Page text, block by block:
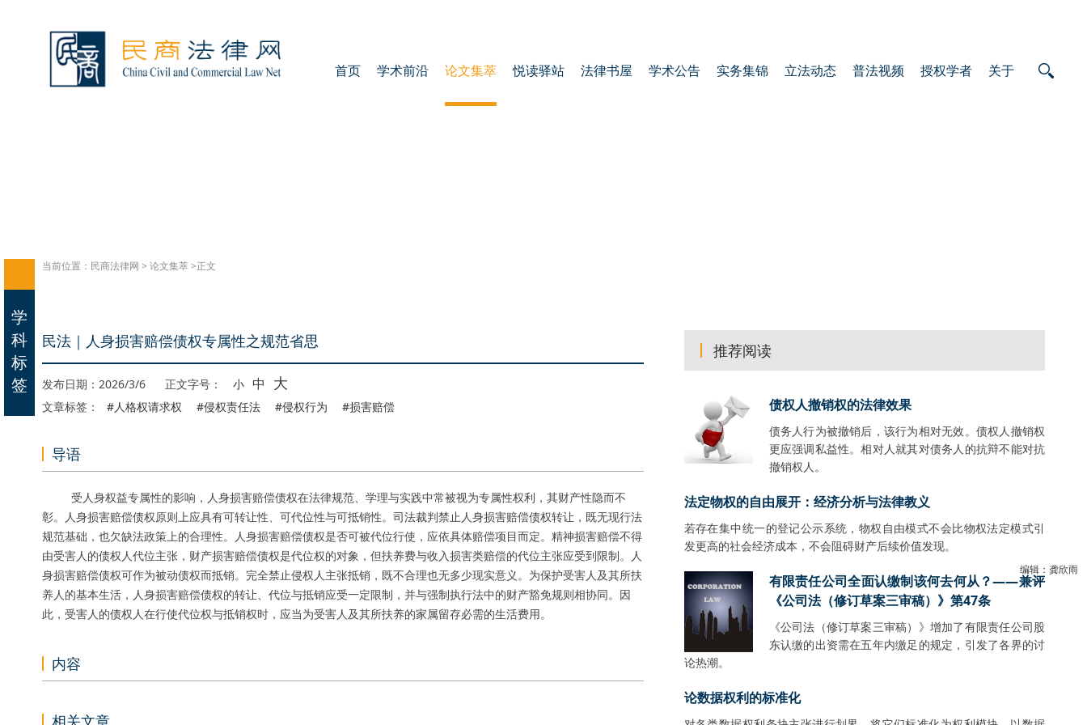
首页 学术前沿 论文集萃 悦读驿站 法律书屋 学术公告 实务集锦 立法动态 普法视频 授权学者 关于
当前位置： 民商法律网 > 论文集萃>正文
民法｜人身损害赔偿债权专属性之规范省思
发布日期：2026/3/6 正文字号： 小 中 大
文章标签： #人格权请求权 #侵权责任法 #侵权行为 #损害赔偿
导语
受人身权益专属性的影响，人身损害赔偿债权在法律规范、学理与实践中常被视为专属性权利，其财产性隐而不
彰。人身损害赔偿债权原则上应具有可转让性、可代位性与可抵销性。司法裁判禁止人身损害赔偿债权转让，既无现行法
规范基础，也欠缺法政策上的合理性。人身损害赔偿债权是否可被代位行使，应依具体赔偿项目而定。精神损害赔偿不得
由受害人的债权人代位主张，财产损害赔偿债权是代位权的对象，但扶养费与收入损害类赔偿的代位主张应受到限制。人
身损害赔偿债权可作为被动债权而抵销。完全禁止侵权人主张抵销，既不合理也无多少现实意义。为保护受害人及其所扶
养人的基本生活，人身损害赔偿债权的转让、代位与抵销应受一定限制，并与强制执行法中的财产豁免规则相协同。因
此，受害人的债权人在行使代位权与抵销权时，应当为受害人及其所扶养的家属留存必需的生活费用。
内容
相关文章
推荐阅读
债权人撤销权的法律效果
债务人行为被撤销后，该行为相对无效。债权人撤销权
更应强调私益性。相对人就其对债务人的抗辩不能对抗
撤销权人。
法定物权的自由展开：经济分析与法律教义
若存在集中统一的登记公示系统，物权自由模式不会比物权法定模式引
发更高的社会经济成本，不会阻碍财产后续价值发现。
有限责任公司全面认缴制该何去何从？——兼评
《公司法（修订草案三审稿）》第47条
《公司法（修订草案三审稿）》增加了有限责任公司股
东认缴的出资需在五年内缴足的规定，引发了各界的讨
论热潮。
论数据权利的标准化
编辑：龚欣雨
学
科
标
签